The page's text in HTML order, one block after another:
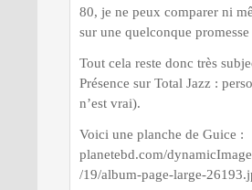
80, je ne peux comparer ni
sur une quelconque
Tout cela reste donc très
Présence sur Total Jazz :
n’est vrai).
Voici une planche de Guice :
planetebd.com/
/19/album-page-large-